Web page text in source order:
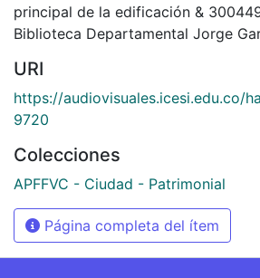
principal de la edificación &
Biblioteca Departamental Jorge
URI
https://audiovisuales.icesi.edu.co/
9720
Colecciones
APFFVC - Ciudad - Patrimonial
Página completa del ítem